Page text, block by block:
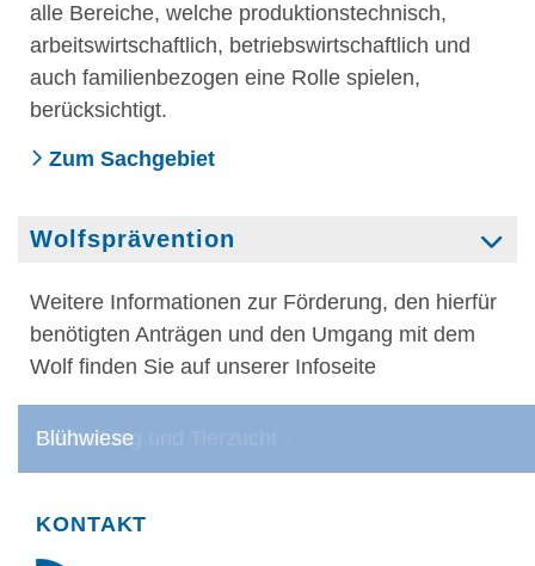
Fachschule Landwirtschaft und Hauswirtschaft
Dögginger Versuchsfeld
Fachschule Landwirtschaft und Hauswirtschaft
Tierhaltung und Tierzucht
Blühwiese
alle Bereiche, welche produktionstechnisch,
arbeitswirtschaftlich, betriebswirtschaftlich und
auch familienbezogen eine Rolle spielen,
berücksichtigt.
Zum Sachgebiet
Wolfsprävention
Weitere Informationen zur Förderung, den hierfür
benötigten Anträgen und den Umgang mit dem
Wolf finden Sie auf unserer Infoseite
KONTAKT